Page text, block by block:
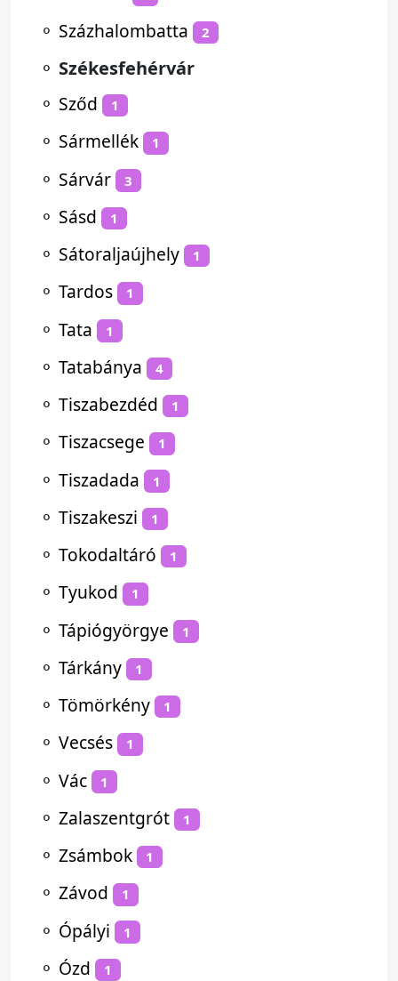
⚬ Százhalombatta 2
⚬ Székesfehérvár
⚬ Sződ 1
⚬ Sármellék 1
⚬ Sárvár 3
⚬ Sásd 1
⚬ Sátoraljaújhely 1
⚬ Tardos 1
⚬ Tata 1
⚬ Tatabánya 4
⚬ Tiszabezdéd 1
⚬ Tiszacsege 1
⚬ Tiszadada 1
⚬ Tiszakeszi 1
⚬ Tokodaltáró 1
⚬ Tyukod 1
⚬ Tápiógyörgye 1
⚬ Tárkány 1
⚬ Tömörkény 1
⚬ Vecsés 1
⚬ Vác 1
⚬ Zalaszentgrót 1
⚬ Zsámbok 1
⚬ Závod 1
⚬ Ópályi 1
⚬ Ózd 1